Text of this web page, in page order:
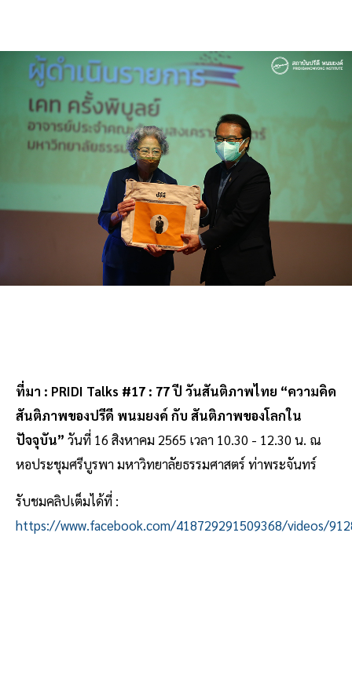
ที่มา : PRIDI Talks #17 : 77 ปี วันสันติภาพไทย “ความคิด
สันติภาพของปรีดี พนมยงค์ กับ สันติภาพของโลกใน
ปัจจุบัน” วันที่ 16 สิงหาคม 2565 เวลา 10.30 - 12.30 น. ณ
หอประชุมศรีบูรพา มหาวิทยาลัยธรรมศาสตร์ ท่าพระจันทร์
รับชมคลิปเต็มได้ที่ :
https://www.facebook.com/418729291509368/videos/